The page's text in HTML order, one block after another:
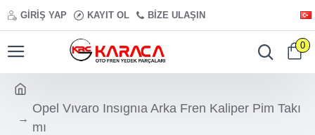
GIRIŞ YAP KAYIT OL BIZE ULAŞIN
0
Opel Vıvaro Insıgnıa Arka Fren Kaliper Pim Takı
mı